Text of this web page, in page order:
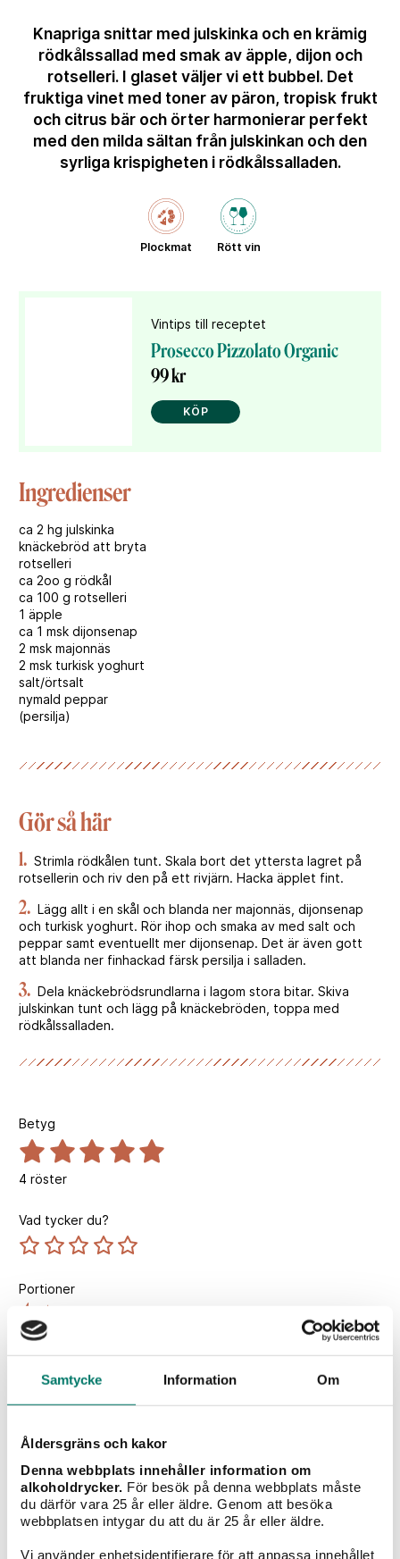
Samtycke Information Om
Åldersgräns och kakor
Denna webbplats innehåller information om
alkoholdrycker. För besök på denna webbplats måste
du därför vara 25 år eller äldre. Genom att besöka
webbplatsen intygar du att du är 25 år eller äldre.
Vi använder enhetsidentifierare för att anpassa innehållet
Knapriga snittar med julskinka och en krämig
rödkålssallad med smak av äpple, dijon och
rotselleri. I glaset väljer vi ett bubbel. Det
fruktiga vinet med toner av päron, tropisk frukt
och citrus bär och örter harmonierar perfekt
med den milda sältan från julskinkan och den
syrliga krispigheten i rödkålssalladen.
Plockmat Rött vin
Vintips till receptet
Prosecco Pizzolato Organic
99 kr
KÖP
Ingredienser
ca 2 hg julskinka
knäckebröd att bryta
rotselleri
ca 2oo g rödkål
ca 100 g rotselleri
1 äpple
ca 1 msk dijonsenap
2 msk majonnäs
2 msk turkisk yoghurt
salt/örtsalt
nymald peppar
(persilja)
Gör så här
1. Strimla rödkålen tunt. Skala bort det yttersta lagret på
rotsellerin och riv den på ett rivjärn. Hacka äpplet fint.
2. Lägg allt i en skål och blanda ner majonnäs, dijonsenap
och turkisk yoghurt. Rör ihop och smaka av med salt och
peppar samt eventuellt mer dijonsenap. Det är även gott
att blanda ner finhackad färsk persilja i salladen.
3. Dela knäckebrödsrundlarna i lagom stora bitar. Skiva
julskinkan tunt och lägg på knäckebröden, toppa med
rödkålssalladen.
Betyg
4 röster
Vad tycker du?
Portioner
4 st
10 min
Vintips till maten